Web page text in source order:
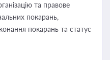
та правове
покарань,
покарань та статус